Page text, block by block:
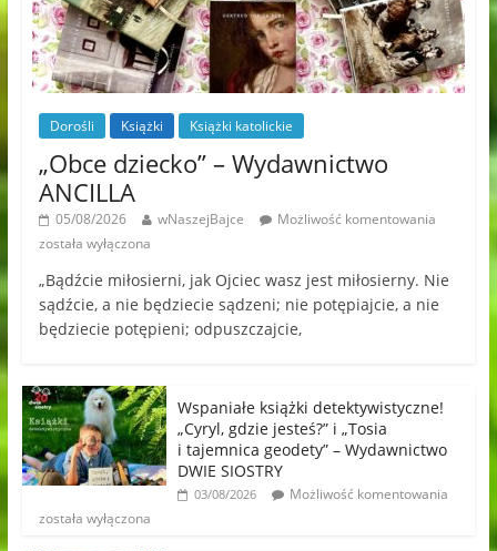
Dorośli Książki Książki katolickie
„Obce dziecko” – Wydawnictwo
ANCILLA
05/08/2026 wNaszejBajce
Możliwość komentowania
została wyłączona
„Bądźcie miłosierni, jak Ojciec wasz jest miłosierny. Nie
sądźcie, a nie będziecie sądzeni; nie potępiajcie, a nie
będziecie potępieni; odpuszczajcie,
Wspaniałe książki detektywistyczne!
„Cyryl, gdzie jesteś?” i „Tosia
i tajemnica geodety” – Wydawnictwo
DWIE SIOSTRY
03/08/2026
Możliwość komentowania
została wyłączona